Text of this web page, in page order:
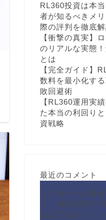
RL360投資は本
者が知るべきメ
際の評判を徹底解
【衝撃の真実】
のリアルな実態
とは
【完全ガイド】
数料を最小化す
敗回避術
【RL360運用実
た本当の利回り
資戦略
最近のコメント
【グローバル資
ィ 毎月5万円で
み立てるオフシ